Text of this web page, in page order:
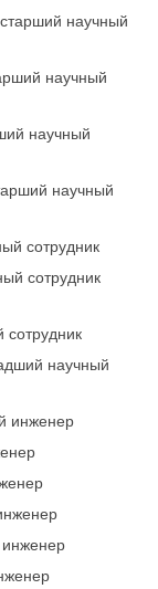
научный
научный
научный
научный
сотрудник
сотрудник
сотрудник
научный
инженер
инженер